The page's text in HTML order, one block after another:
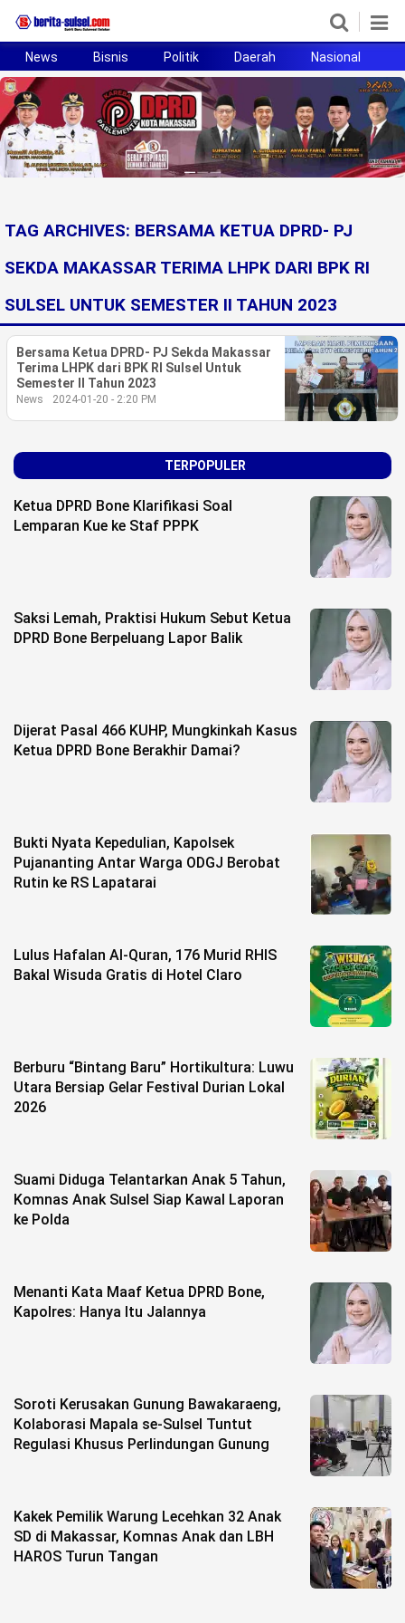
Home
News
Politik
Hukum
Sport
Profil
Video
Disclaimer
©
Copyright
2026
berita-
Reserved
News Bisnis Politik Daerah Nasional
TAG ARCHIVES: BERSAMA KETUA DPRD- PJ
SEKDA MAKASSAR TERIMA LHPK DARI BPK RI
SULSEL UNTUK SEMESTER II TAHUN 2023
Bersama Ketua DPRD- PJ Sekda Makassar
Terima LHPK dari BPK RI Sulsel Untuk
Semester II Tahun 2023
News 2024-01-20 - 2:20 PM
TERPOPULER
Ketua DPRD Bone Klarifikasi Soal
Lemparan Kue ke Staf PPPK
Saksi Lemah, Praktisi Hukum Sebut Ketua
DPRD Bone Berpeluang Lapor Balik
Dijerat Pasal 466 KUHP, Mungkinkah Kasus
Ketua DPRD Bone Berakhir Damai?
Bukti Nyata Kepedulian, Kapolsek
Pujananting Antar Warga ODGJ Berobat
Rutin ke RS Lapatarai
Lulus Hafalan Al-Quran, 176 Murid RHIS
Bakal Wisuda Gratis di Hotel Claro
Berburu “Bintang Baru” Hortikultura: Luwu
Utara Bersiap Gelar Festival Durian Lokal
2026
Suami Diduga Telantarkan Anak 5 Tahun,
Komnas Anak Sulsel Siap Kawal Laporan
ke Polda
Menanti Kata Maaf Ketua DPRD Bone,
Kapolres: Hanya Itu Jalannya
Soroti Kerusakan Gunung Bawakaraeng,
Kolaborasi Mapala se-Sulsel Tuntut
Regulasi Khusus Perlindungan Gunung
Kakek Pemilik Warung Lecehkan 32 Anak
SD di Makassar, Komnas Anak dan LBH
HAROS Turun Tangan